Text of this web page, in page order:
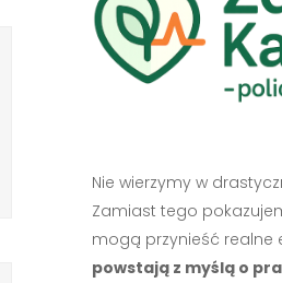
Nie wierzymy w
Zamiast tego
mogą przynieść realne
powstają z myślą o